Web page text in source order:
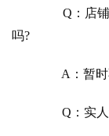
Q：店铺
吗?
A：暂时
Q：实人